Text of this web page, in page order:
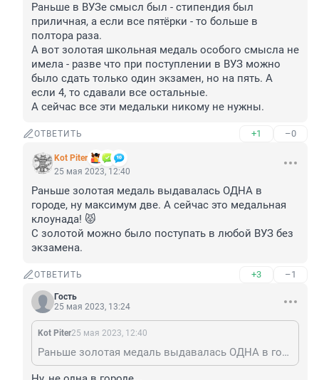
Раньше в ВУЗе смысл был - стипендия был
приличная, а если все пятёрки - то больше в
полтора раза.
А вот золотая школьная медаль особого смысла не
имела - разве что при поступлении в ВУЗ можно
было сдать только один экзамен, но на пять. А
если 4, то сдавали все остальные.
А сейчас все эти медальки никому не нужны.
ОТВЕТИТЬ +1 –0
Kot Piter
25 мая 2023, 12:40
Раньше золотая медаль выдавалась ОДНА в
городе, ну максимум две. А сейчас это медальная
клоунада! 😾
С золотой можно было поступать в любой ВУЗ без
экзамена.
ОТВЕТИТЬ +3 –1
Гость
25 мая 2023, 13:24
Kot Piter25 мая 2023, 12:40
Раньше золотая медаль выдавалась ОДНА в городе, ну максимум две. А сейчас это медальная клоунада! 😾 С золотой можно было поступать в любой ВУЗ без экзамена.